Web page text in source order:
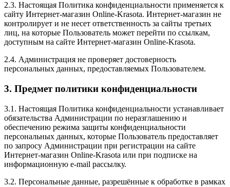
2.3. Настоящая Политика конфиденциальности применяется к
сайту Интернет-магазин Online-Krasota. Интернет-магазин не
контролирует и не несет ответственность за сайты третьих
лиц, на которые Пользователь может перейти по ссылкам,
доступным на сайте Интернет-магазин Online-Krasota.
2.4. Администрация не проверяет достоверность
персональных данных, предоставляемых Пользователем.
3. Предмет политики конфиденциальности
3.1. Настоящая Политика конфиденциальности устанавливает
обязательства Администрации по неразглашению и
обеспечению режима защиты конфиденциальности
персональных данных, которые Пользователь предоставляет
по запросу Администрации при регистрации на сайте
Интернет-магазин Online-Krasota или при подписке на
информационную e-mail рассылку.
3.2. Персональные данные, разрешённые к обработке в рамках